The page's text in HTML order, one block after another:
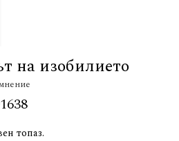
на изобилието
топаз.